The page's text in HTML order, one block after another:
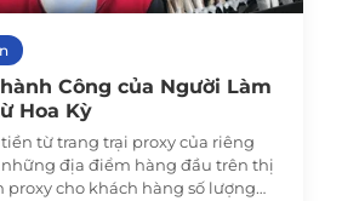
Công của Người Làm
Hoa Kỳ
từ trang trại proxy của riêng
địa điểm hàng đầu trên thị
proxy cho khách hàng số lượng